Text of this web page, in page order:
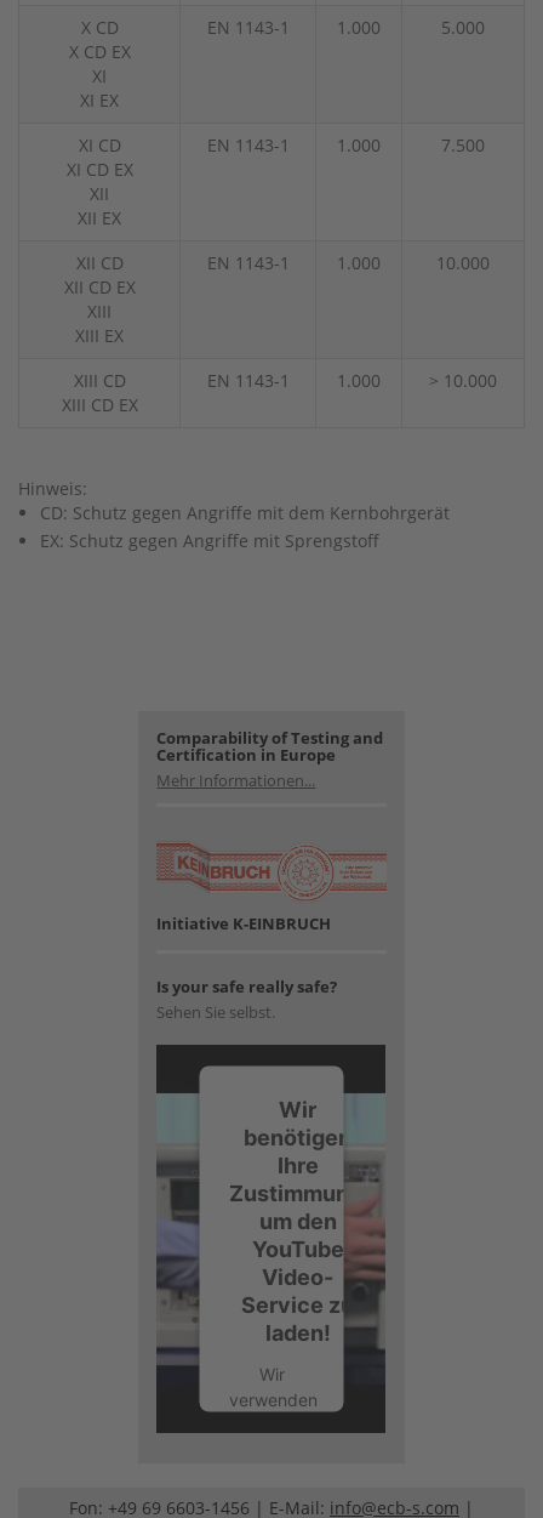
X CD
X CD EX
XI
XI EX
EN 1143-1 1.000 5.000
XI CD
XI CD EX
XII
XII EX
EN 1143-1 1.000 7.500
XII CD
XII CD EX
XIII
XIII EX
EN 1143-1 1.000 10.000
XIII CD
XIII CD EX
EN 1143-1 1.000 > 10.000
Hinweis:
CD: Schutz gegen Angriffe mit dem Kernbohrgerät
EX: Schutz gegen Angriffe mit Sprengstoff
Comparability of Testing and
Certification in Europe
Mehr Informationen...
Initiative K-EINBRUCH
Is your safe really safe?
Sehen Sie selbst.
Wir
benötigen
Ihre
Zustimmung,
um den
YouTube
Video-
Service zu
laden!
Wir
verwenden
Drittanbieters,
Fon: +49 69 6603-1456 | E-Mail: info@ecb-s.com |